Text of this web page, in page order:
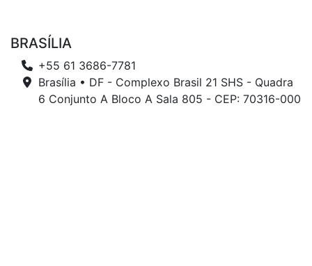
BRASÍLIA
+55 61 3686-7781
Brasília • DF - Complexo Brasil 21 SHS - Quadra
6 Conjunto A Bloco A Sala 805 - CEP: 70316-000